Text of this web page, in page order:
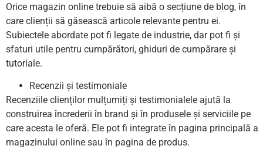
Orice magazin online trebuie să aibă o secțiune de blog, în
care clienții să găsească articole relevante pentru ei.
Subiectele abordate pot fi legate de industrie, dar pot fi și
sfaturi utile pentru cumpărători, ghiduri de cumpărare și
tutoriale.
Recenzii și testimoniale
Recenziile clienților mulțumiți și testimonialele ajută la
construirea încrederii în brand și în produsele și serviciile pe
care acesta le oferă. Ele pot fi integrate în pagina principală a
magazinului online sau în pagina de produs.